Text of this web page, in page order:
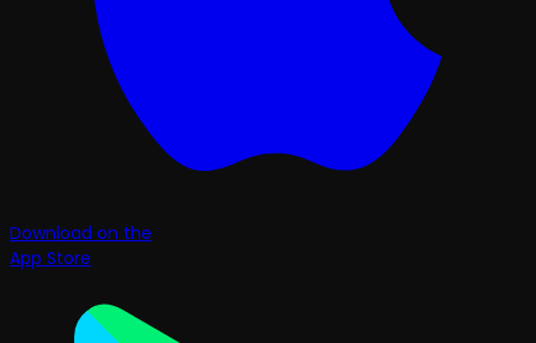
Download on the
App Store